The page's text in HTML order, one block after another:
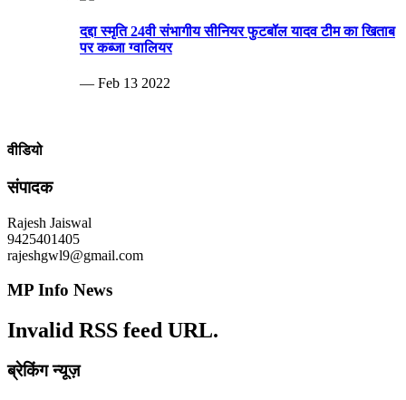
दद्दा स्मृति 24वी संभागीय सीनियर फुटबॉल यादव टीम का खिताब
पर कब्जा ग्वालियर
— Feb 13 2022
वीडियो
संपादक
Rajesh Jaiswal
9425401405
rajeshgwl9@gmail.com
MP Info News
Invalid RSS feed URL.
ब्रेकिंग न्यूज़